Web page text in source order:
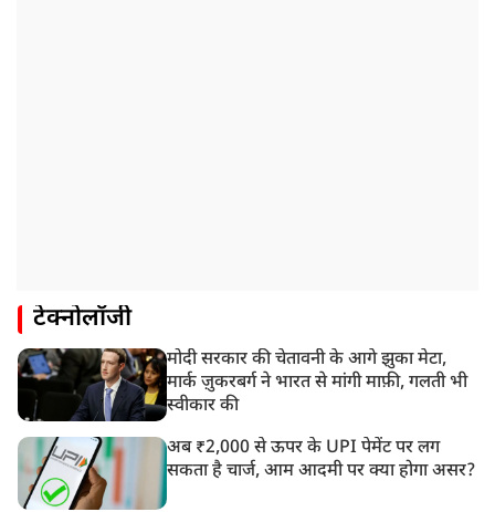
टेक्नोलॉजी
मोदी सरकार की चेतावनी के आगे झुका मेटा,
मार्क ज़ुकरबर्ग ने भारत से मांगी माफ़ी, गलती भी
स्वीकार की
अब ₹2,000 से ऊपर के UPI पेमेंट पर लग
सकता है चार्ज, आम आदमी पर क्या होगा असर?